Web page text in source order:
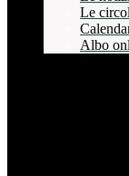
Le
Albo